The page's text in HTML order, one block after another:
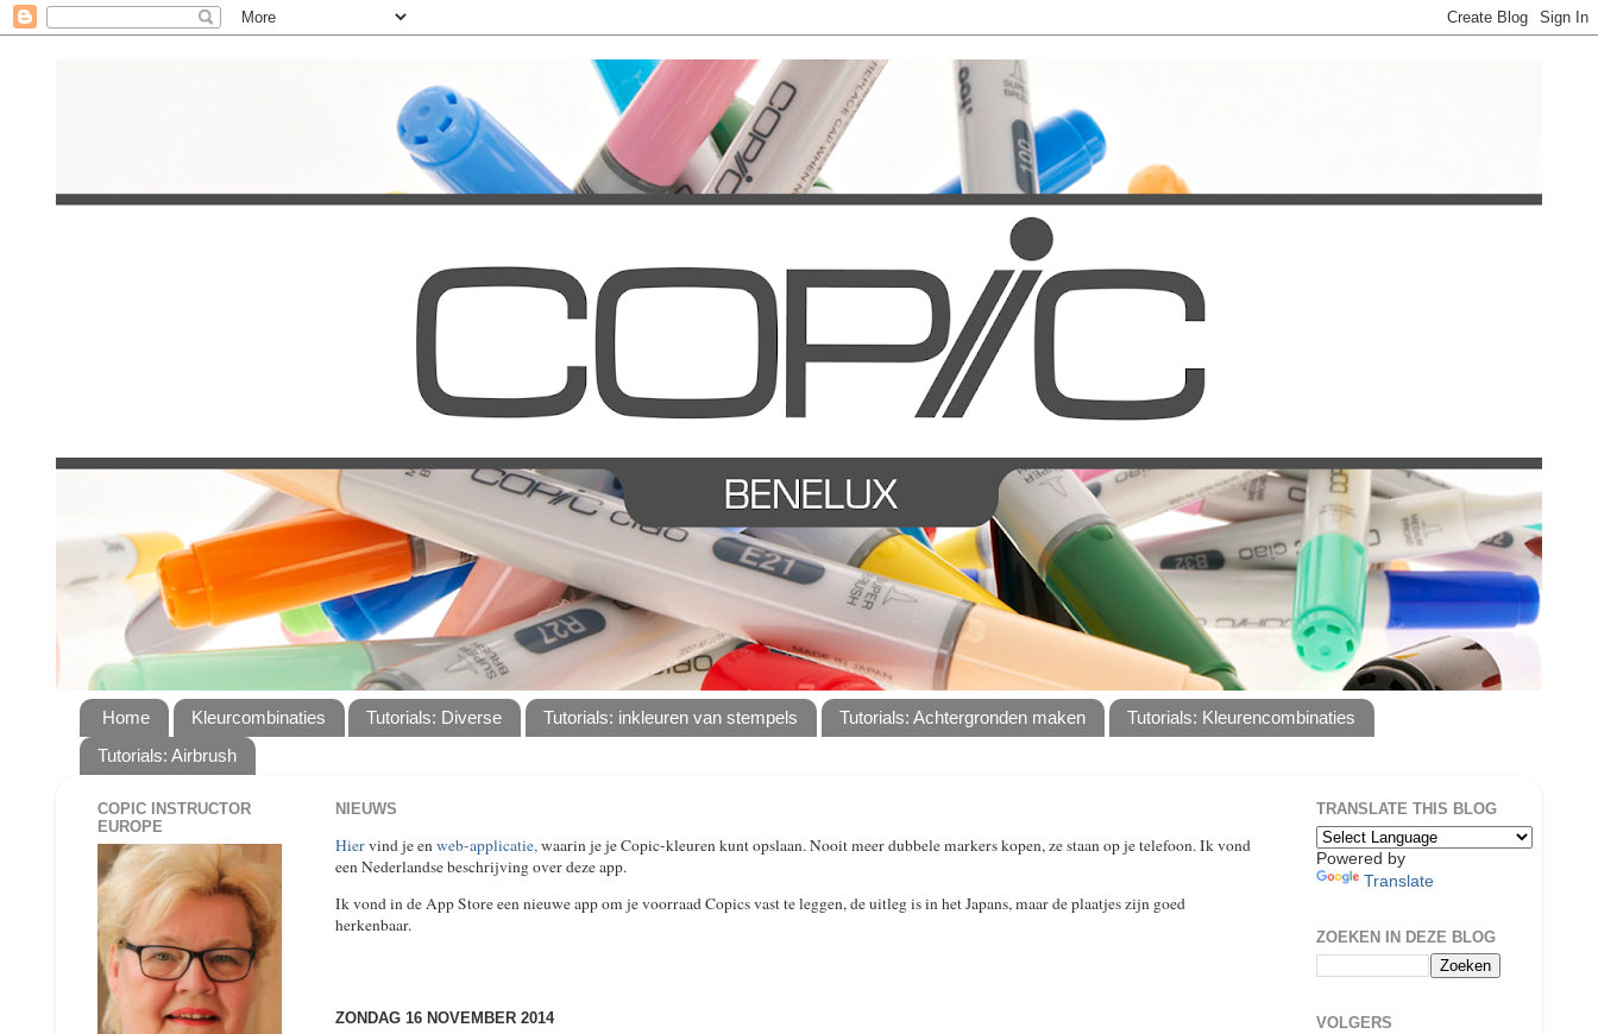
Home Kleurcombinaties Tutorials: Diverse Tutorials: inkleuren van stempels Tutorials: Achtergronden maken
Tutorials: Kleurencombinaties
Tutorials: Airbrush
NIEUWS
Hiervind je enweb-applicatie,waarin je je Copic-kleuren kunt opslaan. Nooit meer dubbele markers kopen, ze staan op je telefoon. Ik vond
een Nederlandse beschrijving over deze app.
Ik vond in de App Store een nieuwe app om je voorraad Copics vast te leggen, de uitleg is in het Japans, maar de plaatjes zijn goed
herkenbaar.
ZONDAG 16 NOVEMBER 2014
COPIC INSTRUCTOR
EUROPE
TRANSLATE THIS BLOG
Powered by
Translate
ZOEKEN IN DEZE BLOG
VOLGERS